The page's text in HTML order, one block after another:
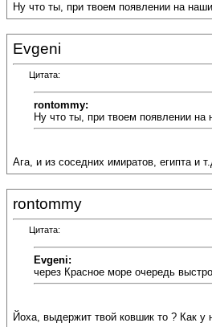
Ну что ты, при твоем появлении на
Evgeni
Цитата:
rontommy:
Ну что ты, при твоем появлении
Ага, и из соседних имиратов, египта и
rontommy
Цитата:
Evgeni:
через Красное море очередь
Йоха, выдержит твой ковшик то ? Как у